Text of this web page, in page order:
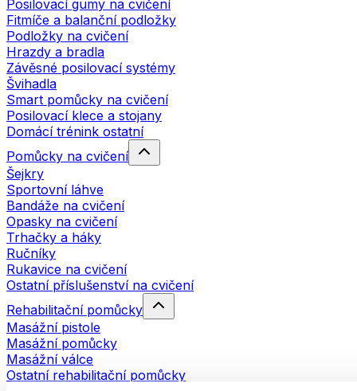
Posilovací gumy na cvičení
Fitmíče a balanční podložky
Podložky na cvičení
Hrazdy a bradla
Závěsné posilovací systémy
Švihadla
Smart pomůcky na cvičení
Posilovací klece a stojany
Domácí trénink ostatní
Pomůcky na cvičení
Šejkry
Sportovní láhve
Bandáže na cvičení
Opasky na cvičení
Trhačky a háky
Ručníky
Rukavice na cvičení
Ostatní příslušenství na cvičení
Rehabilitační pomůcky
Masážní pistole
Masážní pomůcky
Masážní válce
Ostatní rehabilitační pomůcky